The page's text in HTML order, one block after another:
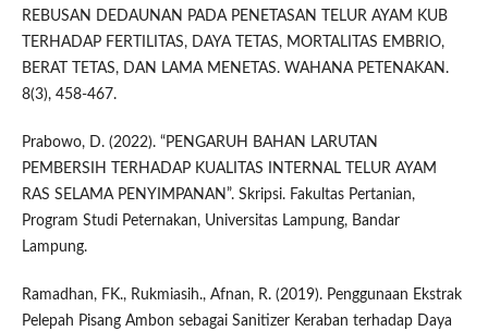
REBUSAN DEDAUNAN PADA PENETASAN TELUR AYAM KUB
TERHADAP FERTILITAS, DAYA TETAS, MORTALITAS EMBRIO,
BERAT TETAS, DAN LAMA MENETAS. WAHANA PETENAKAN.
8(3), 458-467.
Prabowo, D. (2022). “PENGARUH BAHAN LARUTAN
PEMBERSIH TERHADAP KUALITAS INTERNAL TELUR AYAM
RAS SELAMA PENYIMPANAN”. Skripsi. Fakultas Pertanian,
Program Studi Peternakan, Universitas Lampung, Bandar
Lampung.
Ramadhan, FK., Rukmiasih., Afnan, R. (2019). Penggunaan Ekstrak
Pelepah Pisang Ambon sebagai Sanitizer Keraban terhadap Daya